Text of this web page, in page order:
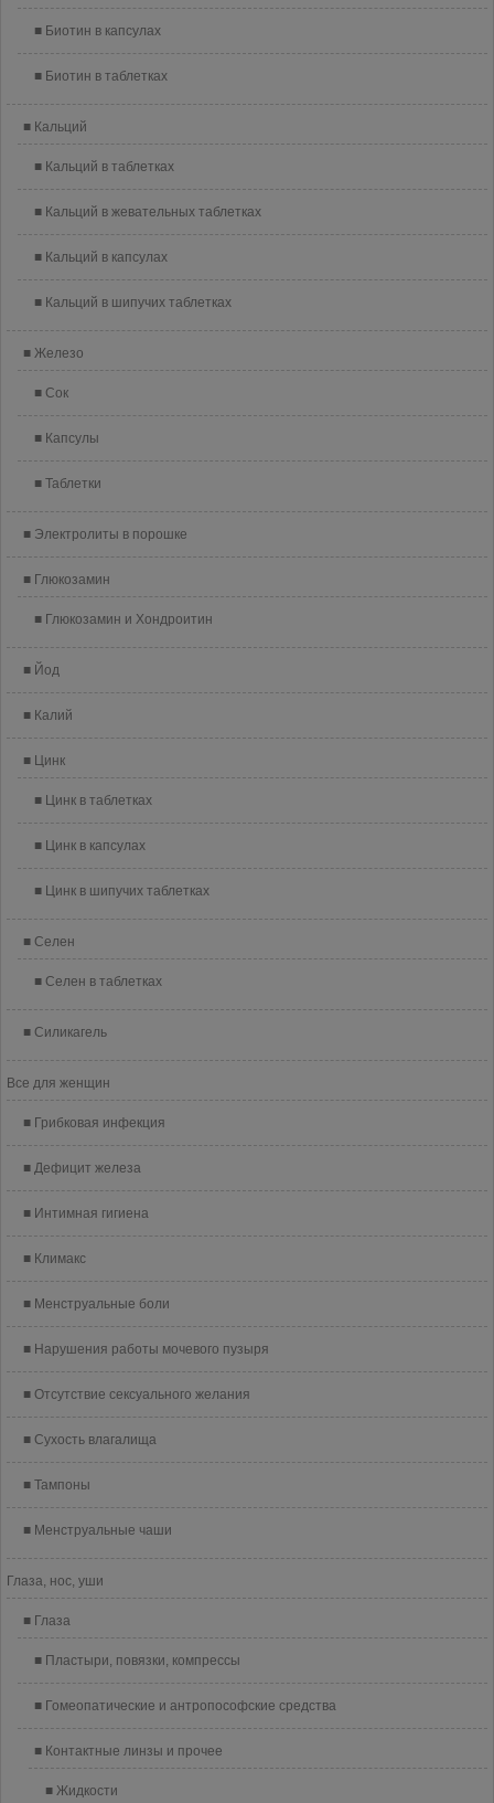
Биотин в капсулах
Биотин в таблетках
Кальций
Кальций в таблетках
Кальций в жевательных таблетках
Кальций в капсулах
Кальций в шипучих таблетках
Железо
Сок
Капсулы
Таблетки
Электролиты в порошке
Глюкозамин
Глюкозамин и Хондроитин
Йод
Калий
Цинк
Цинк в таблетках
Цинк в капсулах
Цинк в шипучих таблетках
Селен
Селен в таблетках
Силикагель
Все для женщин
Грибковая инфекция
Дефицит железа
Интимная гигиена
Климакс
Менструальные боли
Нарушения работы мочевого пузыря
Отсутствие сексуального желания
Сухость влагалища
Тампоны
Менструальные чаши
Глаза, нос, уши
Глаза
Пластыри, повязки, компрессы
Гомеопатические и антропософские средства
Контактные линзы и прочее
Жидкости